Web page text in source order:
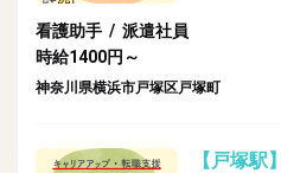
看護助手 / 派遣社員
時給1400円～
神奈川県横浜市戸塚区戸塚町
【戸塚駅